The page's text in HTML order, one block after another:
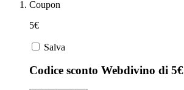
Salute e
Coupon
5€
Salva
Codice sconto Webdivino di 5€